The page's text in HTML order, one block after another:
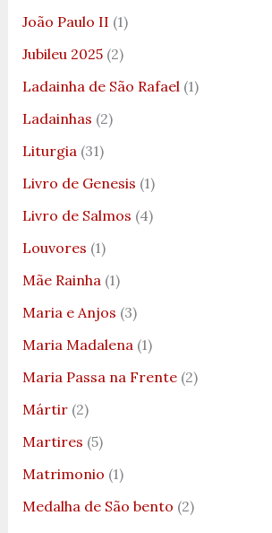
João Paulo II (1)
Jubileu 2025(2)
Ladainha de São Rafael(1)
Ladainhas (2)
Liturgia(31)
Livro de Genesis (1)
Livro de Salmos (4)
Louvores (1)
Mãe Rainha(1)
Maria e Anjos (3)
Maria Madalena(1)
Maria Passa na Frente(2)
Mártir(2)
Martires (5)
Matrimonio (1)
Medalha de São bento (2)